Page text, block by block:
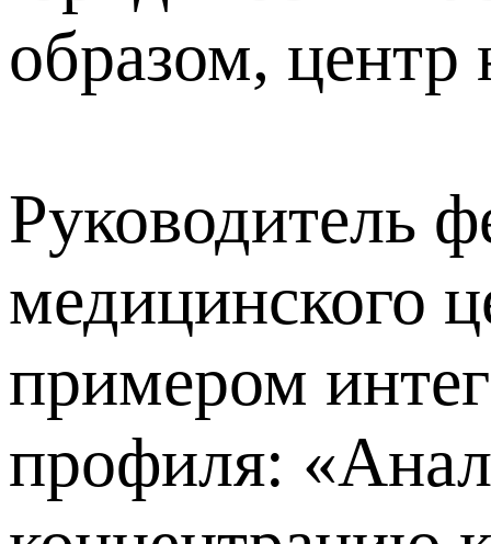
образом, центр
Руководитель
медицинского
примером
профиля: